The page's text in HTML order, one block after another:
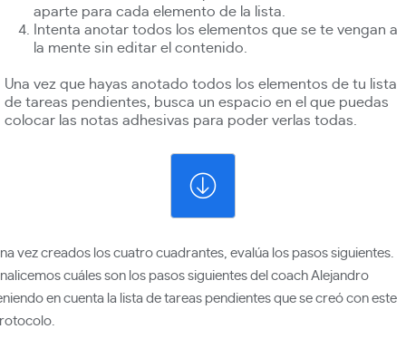
aparte para cada elemento de la lista.
Intenta anotar todos los elementos que se te vengan a
la mente sin editar el contenido.
Una vez que hayas anotado todos los elementos de tu lista
de tareas pendientes, busca un espacio en el que puedas
colocar las notas adhesivas para poder verlas todas.
vez creados los cuatro cuadrantes, evalúa los pasos siguientes.
cuáles son los pasos siguientes del coach Alejandro
en cuenta la lista de tareas pendientes que se creó con este